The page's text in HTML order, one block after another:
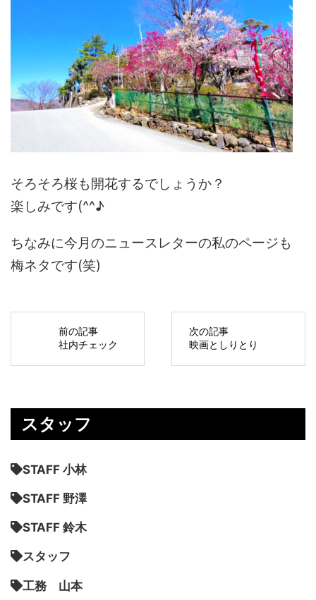
そろそろ桜も開花するでしょうか？
楽しみです(^^♪
ちなみに今月のニュースレターの私のページも
梅ネタです(笑)
前の記事
社内チェック
次の記事
映画としりとり
スタッフ
STAFF 小林
STAFF 野澤
STAFF 鈴木
スタッフ
工務 山本